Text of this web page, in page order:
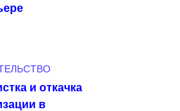
и откачка
в